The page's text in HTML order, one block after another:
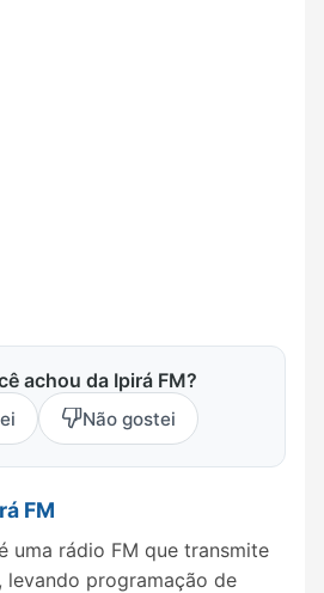
achou da Ipirá FM?
Não gostei
FM
uma rádio FM que transmite
levando programação de